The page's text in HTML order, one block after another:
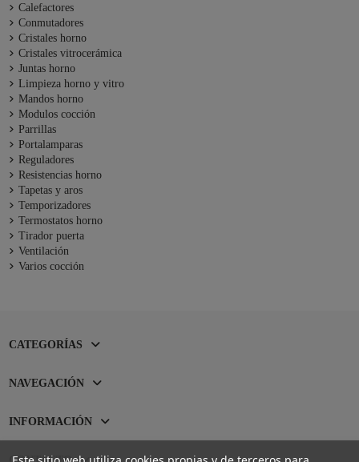
Calefactores
Conmutadores
Cristales horno
Cristales vitrocerámica
Juntas horno
Limpieza horno y vitro
Mandos horno
Modulos cocción
Parrillas
Portalamparas
Reguladores
Resistencias horno
Tapetas y aros
Temporizadores
Termostatos horno
Tirador puerta
Ventilación
Varios cocción
CATEGORÍAS
NAVEGACIÓN
INFORMACIÓN